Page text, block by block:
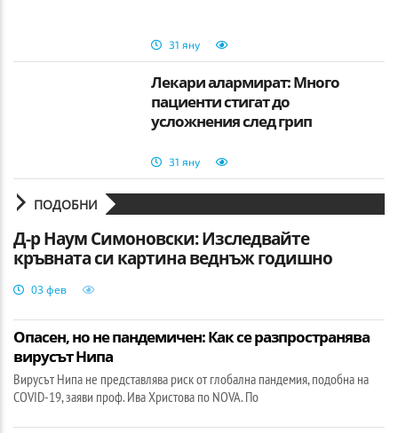
31 яну
Лекари алармират: Много
пациенти стигат до
усложнения след грип
31 яну
ПОДОБНИ
Д-р Наум Симоновски: Изследвайте
кръвната си картина веднъж годишно
03 фев
Опасен, но не пандемичен: Как се разпространява
вирусът Нипа
Вирусът Нипа не представлява риск от глобална пандемия, подобна на
COVID-19, заяви проф. Ива Христова по NOVA. По